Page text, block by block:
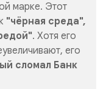
марке. Этот
"чёрная среда",
. Хотя его
его
сломал Банк